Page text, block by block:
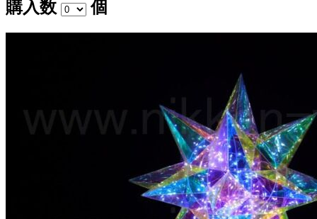
購入数 個